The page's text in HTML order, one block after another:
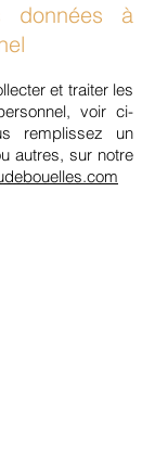
données à
et traiter les
voir ci-
remplissez un
autres, sur notre